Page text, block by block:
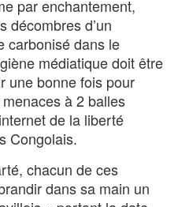
par enchantement,
décombres d’un
carbonisé dans le
médiatique doit être
une bonne fois pour
à 2 balles
de la liberté
Congolais.
chacun de ces
dans sa main un